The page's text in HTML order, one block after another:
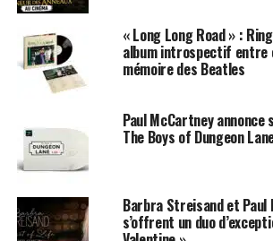
LES ALBUMS DES BEATLES SONT
RÉSERVER VOS BILLETS
« Long Long Road » :
album introspectif entre
mémoire des Beatles
Paul McCartney annonce
The Boys of Dungeon
Barbra Streisand et Paul
s’offrent un duo